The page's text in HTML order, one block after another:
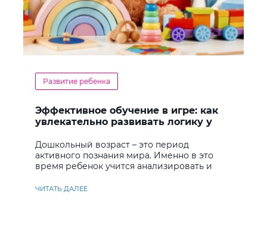
Развитие ребенка
Эффективное обучение в игре: как
увлекательно развивать логику у
Дошкольный возраст – это период
активного познания мира. Именно в это
время ребенок учится анализировать и
ЧИТАТЬ ДАЛЕЕ